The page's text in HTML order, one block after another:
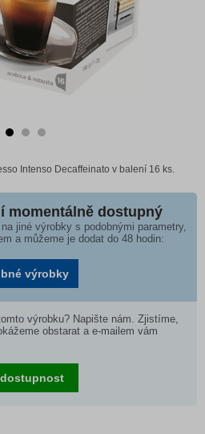
Intenso Decaffeinato v balení 16 ks.
momentálně dostupný
jiné výrobky s podobnými parametry,
a můžeme je dodat do 48 hodin:
výrobky
výrobku? Napište nám. Zjistíme,
obstarat a e-mailem vám